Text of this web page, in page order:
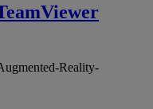
Reality-